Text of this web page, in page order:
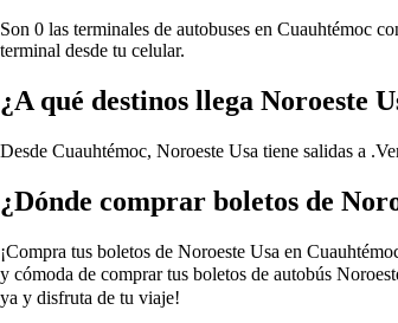
Son 0 las terminales de autobuses en Cuauhtémoc
terminal desde tu celular.
¿A qué destinos llega Noroeste
Desde Cuauhtémoc, Noroeste Usa tiene salidas a .
¿Dónde comprar boletos de
¡Compra tus boletos de Noroeste Usa en
y cómoda de comprar tus boletos de autobús
ya y disfruta de tu viaje!